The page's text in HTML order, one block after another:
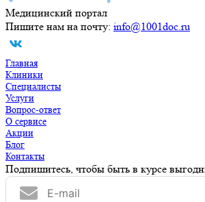
Медицинский портал
Пишите нам на почту: info@1001doc.ru
Главная
Клиники
Специалисты
Услуги
Вопрос-ответ
О сервисе
Акции
Блог
Контакты
Подпишитесь, чтобы быть в курсе